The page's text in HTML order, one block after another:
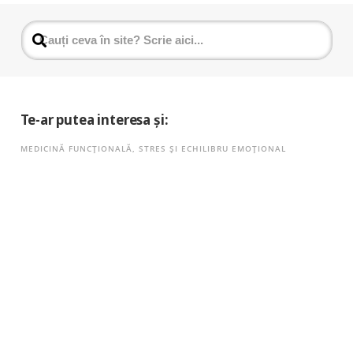
Te-ar putea interesa și:
MEDICINĂ FUNCȚIONALĂ, STRES ȘI ECHILIBRU EMOȚIONAL